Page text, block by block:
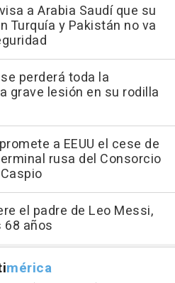
a Arabia Saudí que su
Turquía y Pakistán no va
perderá toda la
grave lesión en su rodilla
a EEUU el cese de
rusa del Consorcio
el padre de Leo Messi,
68 años
mérica